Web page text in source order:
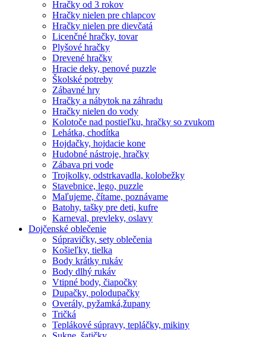
Hračky od 3 rokov
Hračky nielen pre chlapcov
Hračky nielen pre dievčatá
Licenčné hračky, tovar
Plyšové hračky
Drevené hračky
Hracie deky, penové puzzle
Školské potreby
Zábavné hry
Hračky a nábytok na záhradu
Hračky nielen do vody
Kolotoče nad postieľku, hračky so zvukom
Lehátka, chodítka
Hojdačky, hojdacie kone
Hudobné nástroje, hračky
Zábava pri vode
Trojkolky, odstrkavadla, kolobežky
Stavebnice, lego, puzzle
Maľujeme, čítame, poznávame
Batohy, tašky pre deti, kufre
Karneval, prevleky, oslavy
Dojčenské oblečenie
Súpravičky, sety oblečenia
Košieľky, tielka
Body krátky rukáv
Body dlhý rukáv
Vtipné body, čiapočky
Dupačky, polodupačky
Overály, pyžamká,župany
Tričká
Teplákové súpravy, tepláčky, mikiny